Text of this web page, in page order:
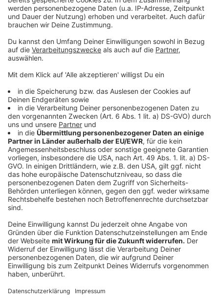
Champions League Playoff: LASK Gegner fix